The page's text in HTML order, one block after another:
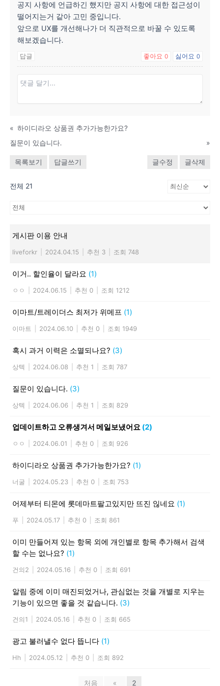
공지 사항에 언급하긴 했지만 공지 사항에 대한 접근성이
떨어지는거 같아 고민 중입니다.
앞으로 UX를 개선해나가 더 직관적으로 바꿀 수 있도록
해보겠습니다.
답글 좋아요 0 싫어요 0
« 하이디라오 상품권 추가가능한가요?
질문이 있습니다.
»
목록보기 답글쓰기 글수정 글삭제
전체 21
게시판 이용 안내
liveforkr 2024.04.15 추천 3 조회 748
이거.. 할인율이 달라요 (1)
ㅇㅇ 2024.06.15 추천 0 조회 1212
이마트/트레이더스 최저가 위메프 (1)
이마트 2024.06.10 추천 0 조회 1949
혹시 과거 이력은 소멸되나요? (3)
상텍 2024.06.08 추천 1 조회 787
질문이 있습니다. (3)
상텍 2024.06.06 추천 1 조회 829
업데이트하고 오류생겨서 메일보냈어요 (2)
ㅇㅇ 2024.06.01 추천 0 조회 926
하이디라오 상품권 추가가능한가요? (1)
너굴 2024.05.23 추천 0 조회 753
어제부터 티몬에 롯데마트팔고있지만 뜨진 읺네요 (1)
푸 2024.05.17 추천 0 조회 861
이미 만들어져 있는 항목 외에 개인별로 항목 추가해서 검색
할 수는 없나요? (1)
건의2 2024.05.16 추천 0 조회 691
알림 중에 이미 매진되었거나, 관심없는 것을 개별로 지우는
기능이 있으면 좋을 것 같습니다. (3)
건의1 2024.05.16 추천 0 조회 665
광고 불러낼수 없다 뜹니다 (1)
Hh 2024.05.12 추천 0 조회 892
처음 « 2